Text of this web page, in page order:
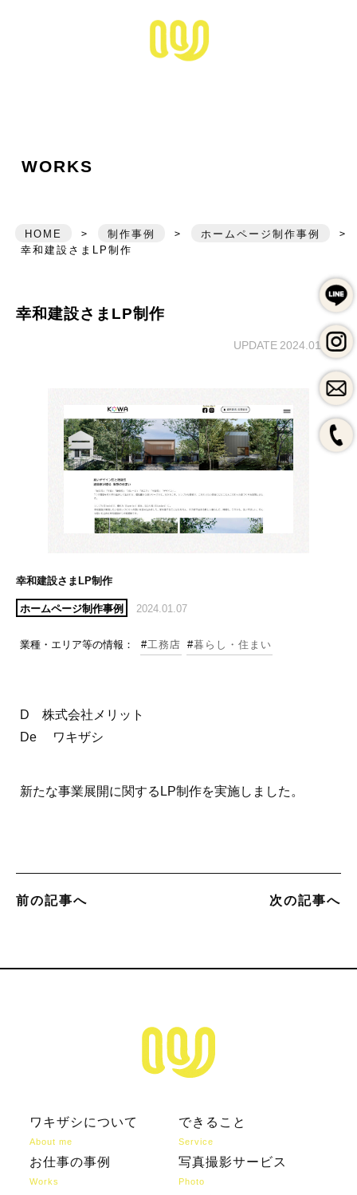
WORKS
ワキザシについて
写真撮影サービス
PHOTO
メールフォーム
instagram
よく頂くご質問
私たちのブランディング
HPづくり、その前に
一般事業主行動計画
HOME > 制作事例 > ホームページ制作事例
>
幸和建設さまLP制作
幸和建設さまLP制作
UPDATE 2024.01.07
幸和建設さまLP制作
ホームページ制作事例
2024.01.07
業種・エリア等の情報： #工務店 #暮らし・住まい
D 株式会社メリット
De ワキザシ
新たな事業展開に関するLP制作を実施しました。
前の記事へ 次の記事へ
ワキザシについて
About me
できること
Service
お仕事の事例
Works
写真撮影サービス
Photo